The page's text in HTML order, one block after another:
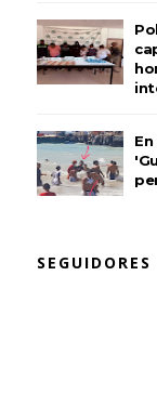
SEGUIDORES